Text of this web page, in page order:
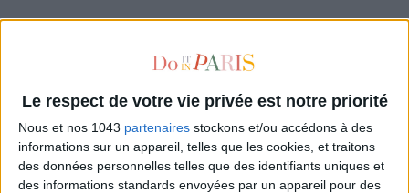
Le respect de votre vie privée est notre priorité
Nous et nos 1043 partenaires stockons et/ou accédons à des
informations sur un appareil, telles que les cookies, et traitons
des données personnelles telles que des identifiants uniques et
des informations standards envoyées par un appareil pour des